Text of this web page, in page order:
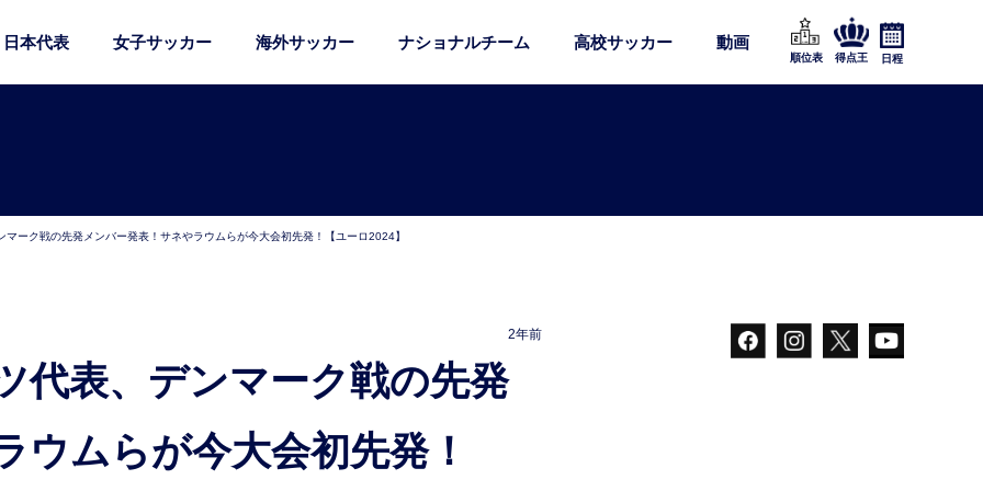
日本代表 女子サッカー 海外サッカー ナショナルチーム 高校サッカー 動画
順位表 得点王 日程
ーク戦の先発メンバー発表！サネやラウムらが今大会初先発！【ユーロ2024】
2年前
ウムらが今大会初先発！